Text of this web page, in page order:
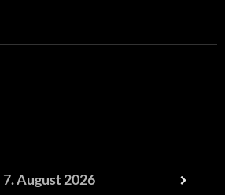
7. August 2026